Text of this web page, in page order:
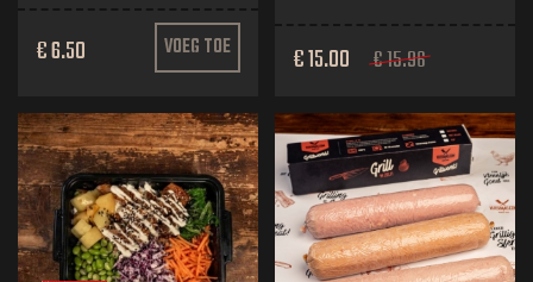
€ 6.50 VOEG TOE € 15.00 € 15.96